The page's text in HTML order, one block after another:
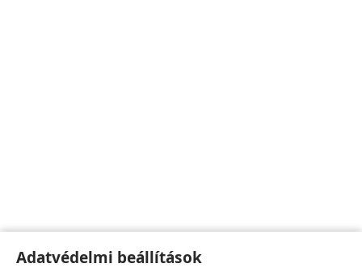
Adatvédelmi beállítások